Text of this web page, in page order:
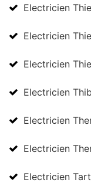
Electricien
Electricien
Electricien
Electricien
Electricien
Electricien
Electricien